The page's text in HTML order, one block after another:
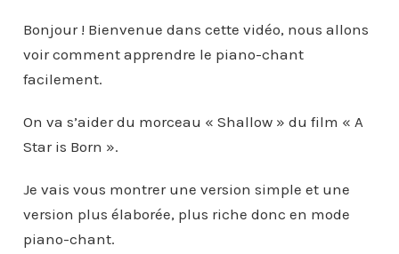
Bonjour ! Bienvenue dans cette vidéo, nous allons
voir comment apprendre le piano-chant
facilement.
On va s’aider du morceau « Shallow » du film « A
Star is Born ».
Je vais vous montrer une version simple et une
version plus élaborée, plus riche donc en mode
piano-chant.